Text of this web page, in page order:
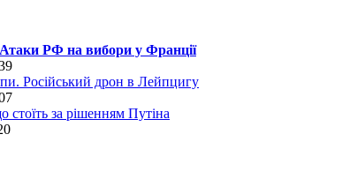
Атаки РФ на вибори у Франції
Російський дрон в Лейпцигу
стоїть за рішенням Путіна